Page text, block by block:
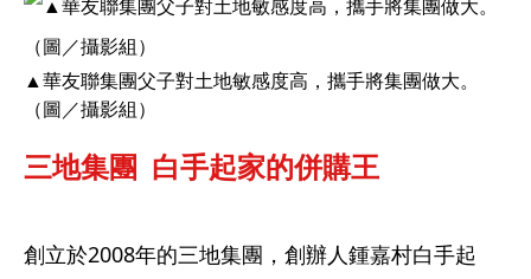
▲華友聯集團父子對土地敏感度高，攜手將集團做大。
（圖／攝影組）
三地集團  白手起家的併購王
創立於2008年的三地集團，創辦人鍾嘉村白手起